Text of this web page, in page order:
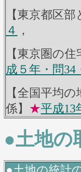
【東京都区
４
，
【東京圏の
成５年・問34
【全国平均
係】 ★平成13
●土地の